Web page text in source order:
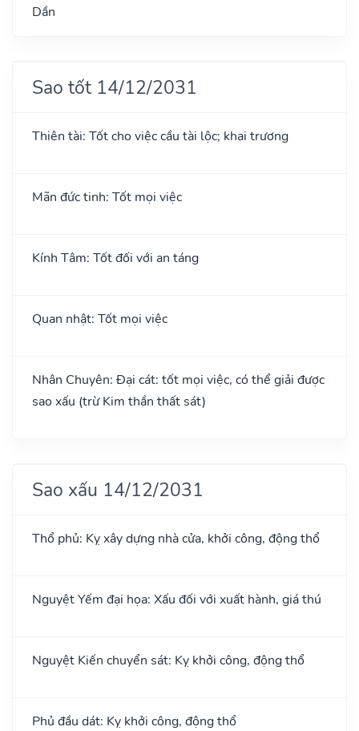
Dần
Sao tốt 14/12/2031
Thiên tài: Tốt cho việc cầu tài lộc; khai trương
Mãn đức tinh: Tốt mọi việc
Kính Tâm: Tốt đối với an táng
Quan nhật: Tốt mọi việc
Nhân Chuyên: Đại cát: tốt mọi việc, có thể giải được
sao xấu (trừ Kim thần thất sát)
Sao xấu 14/12/2031
Thổ phủ: Kỵ xây dựng nhà cửa, khởi công, động thổ
Nguyệt Yếm đại họa: Xấu đối với xuất hành, giá thú
Nguyệt Kiến chuyển sát: Kỵ khởi công, động thổ
Phủ đầu dát: Kỵ khởi công, động thổ